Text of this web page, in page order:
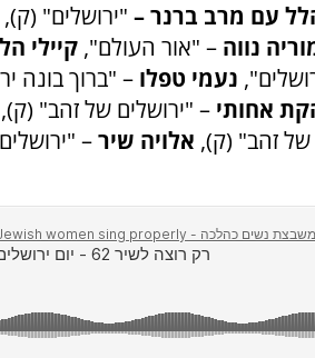
עם מרב ברנר – "ירושלים" (ק),
נווה – "אור העולם", קיילי
נעמי טפלו – "ברוך בונה
אחותי – "ירושלים של זהב" (ק),
של זהב" (ק), אלויה שיר–